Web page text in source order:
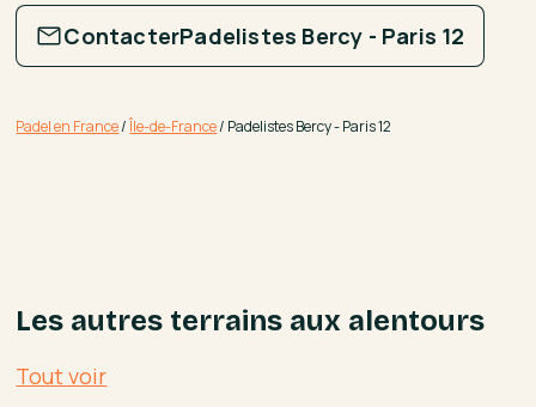
ContacterPadelistes Bercy - Paris 12
Padel en France/Île-de-France/ Padelistes Bercy - Paris 12
Les autres terrains aux alentours
Tout voir